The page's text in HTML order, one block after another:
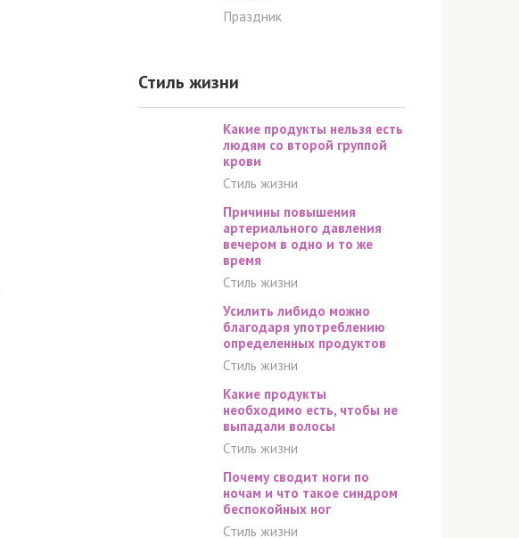
Праздник
Стиль жизни
Какие продукты нельзя есть
людям со второй группой
крови
Стиль жизни
Причины повышения
артериального давления
вечером в одно и то же
время
Стиль жизни
Усилить либидо можно
благодаря употреблению
определенных продуктов
Стиль жизни
Какие продукты
необходимо есть, чтобы не
выпадали волосы
Стиль жизни
Почему сводит ноги по
ночам и что такое синдром
беспокойных ног
Стиль жизни